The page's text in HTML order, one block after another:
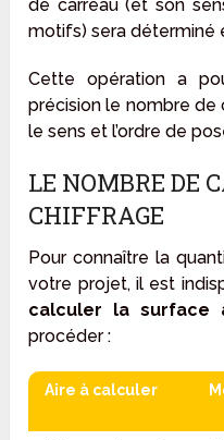
de carreau (et son
motifs) sera déterminé
Cette opération a
précision le nombre de
le sens et l’ordre de
LE NOMBRE DE
CHIFFRAGE
Pour connaître la
votre projet, il est
calculer la surface
procéder :
Aire à calculer